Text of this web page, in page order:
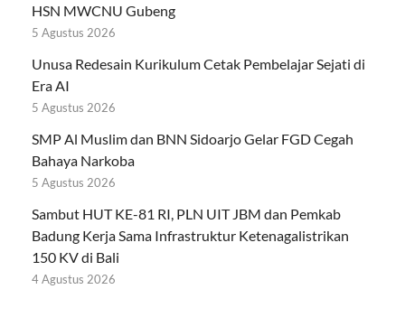
HSN MWCNU Gubeng
5 Agustus 2026
Unusa Redesain Kurikulum Cetak Pembelajar Sejati di
Era AI
5 Agustus 2026
SMP Al Muslim dan BNN Sidoarjo Gelar FGD Cegah
Bahaya Narkoba
5 Agustus 2026
Sambut HUT KE-81 RI, PLN UIT JBM dan Pemkab
Badung Kerja Sama Infrastruktur Ketenagalistrikan
150 KV di Bali
4 Agustus 2026